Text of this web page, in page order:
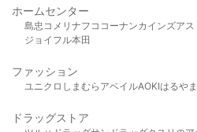
ホームセンター
島忠 コメリ ナフコ コーナンカインズア
ジョイフル本田
ファッション
ユニクロ しまむら アベイルAOKIはるやま
ドラッグストア